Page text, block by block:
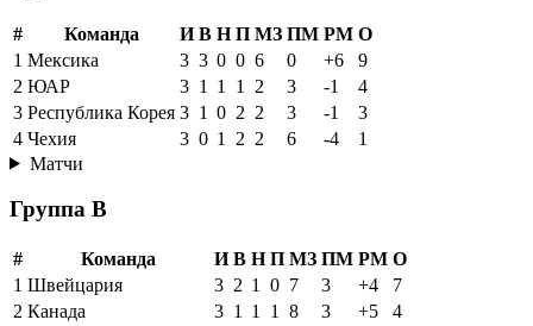
# Команда И В Н П МЗ ПМ РМ О
1 Мексика 3 3 0 0 6 0 +6
9
2 ЮАР 3 1 1 1 2 3 -1
4
3 Республика Корея 3 1 0 2 2 3 -1
3
4 Чехия 3 0 1 2 2 6 -4
1
Матчи
Группа B
# Команда И В Н П МЗ ПМ РМ О
1 Швейцария 3 2 1 0 7 3 +4
7
2 Канада 3 1 1 1 8 3 +5
4